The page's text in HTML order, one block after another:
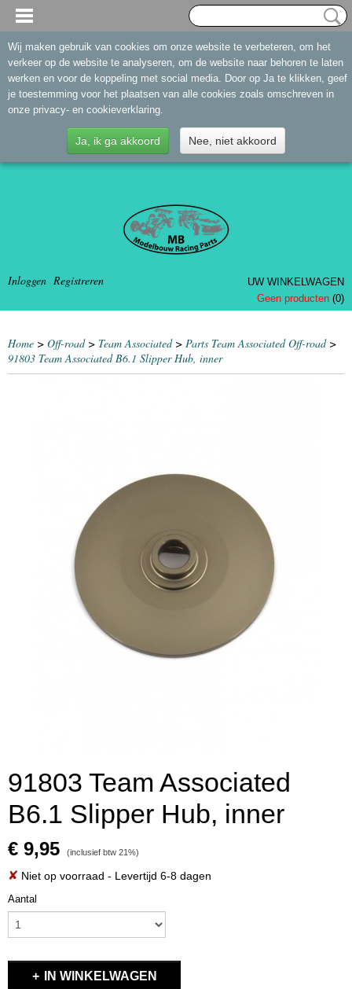
Inloggen Registreren
UW WINKELWAGEN
Geen producten (0)
Home > Off-road> Team Associated> Parts Team Associated Off-road>
91803 Team Associated B6.1 Slipper Hub, inner
91803 Team Associated
B6.1 Slipper Hub, inner
€ 9,95 (inclusief btw 21%)
✘ Niet op voorraad - Levertijd 6-8 dagen
Aantal
IN WINKELWAGEN
Wij maken gebruik van cookies om onze website te verbeteren, om het
verkeer op de website te analyseren, om de website naar behoren te laten
werken en voor de koppeling met social media. Door op Ja te klikken, geef
je toestemming voor het plaatsen van alle cookies zoals omschreven in
onze privacy- en cookieverklaring.
Ja, ik ga akkoord Nee, niet akkoord